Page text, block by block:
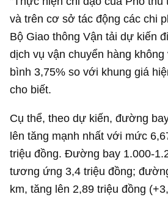
và trên cơ sở tác động các chi
Bộ Giao thông Vận tải dự kiến
dịch vụ vận chuyển hàng
bình 3,75% so với khung giá
cho biết.
Cụ thể, theo dự kiến, đường
lên tăng mạnh nhất với mức
triệu đồng. Đường bay 1.000-
tương ứng 3,4 triệu đồng;
km, tăng lên 2,89 triệu đồng